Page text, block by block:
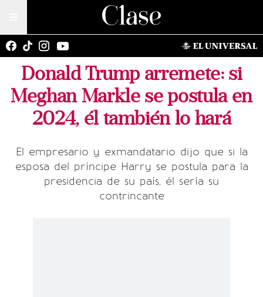
Donald Trump arremete: si
Meghan Markle se postula en
2024, él también lo hará
El empresario y exmandatario dijo que si la
esposa del príncipe Harry se postula para la
presidencia de su país, él sería su
contrincante